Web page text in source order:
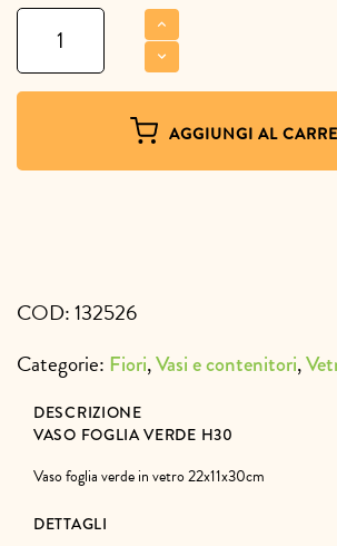
Vaso
foglia
verde
AGGIUNGI AL
COD:132526
Categorie: Fiori,Vasi e contenitori,
DESCRIZIONE
VASO FOGLIA VERDE H30
Vaso foglia verde in vetro 22x11x30cm
DETTAGLI